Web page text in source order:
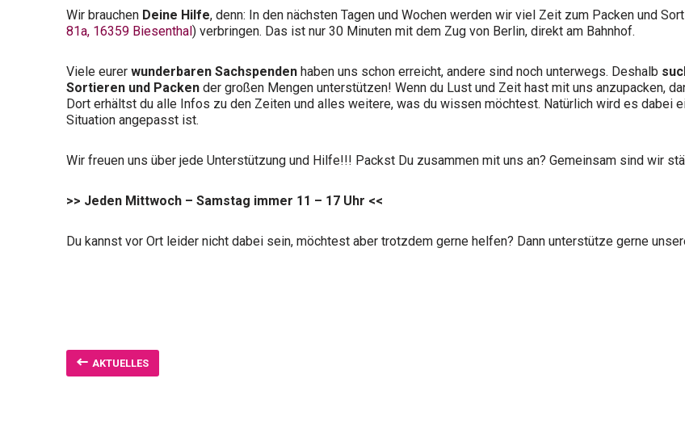
Wir brauchen Deine Hilfe, denn: In den nächsten Tagen und Wochen werden wir viel Zeit zum Packen und
81a, 16359 Biesenthal) verbringen. Das ist nur 30 Minuten mit dem Zug von Berlin, direkt am Bahnhof.
Viele eurer wunderbaren Sachspenden haben uns schon erreicht, andere sind noch unterwegs. Deshalb
Sortieren und Packen der großen Mengen unterstützen! Wenn du Lust und Zeit hast mit uns anzupacken,
Dort erhältst du alle Infos zu den Zeiten und alles weitere, was du wissen möchtest. Natürlich wird es dabei
Situation angepasst ist.
Wir freuen uns über jede Unterstützung und Hilfe!!! Packst Du zusammen mit uns an? Gemeinsam sind wir
>> Jeden Mittwoch – Samstag immer 11 – 17 Uhr <<
Du kannst vor Ort leider nicht dabei sein, möchtest aber trotzdem gerne helfen? Dann unterstütze gerne
AKTUELLES